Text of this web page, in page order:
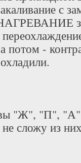
с
потом -
"Ж", "П",
не сложу из